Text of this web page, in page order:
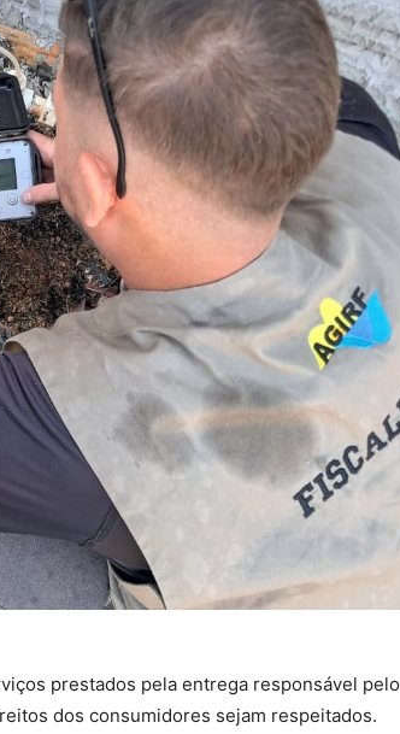
prestados pela entrega responsável pelo
dos consumidores sejam respeitados.